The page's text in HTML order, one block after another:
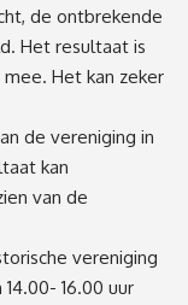
de ontbrekende
Het resultaat is
Het kan zeker
de vereniging in
kan
van de
vereniging
16.00 uur